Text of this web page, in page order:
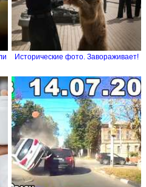
Исторические фото. Завораживает!